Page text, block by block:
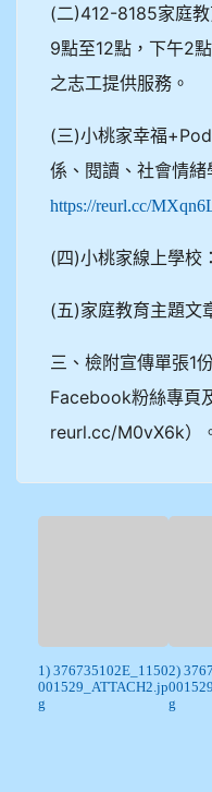
(二)412-8185家庭
9點至12點，下午2
之志工提供服務。
(三)小桃家幸福
係、閱讀、社會情緒
https://reurl.cc/
(四)小桃家線上學校：
(五)家庭教育主題文
三、檢附宣傳單張1
Facebook粉絲專頁
reurl.cc/M0vX6k）
1) 376735102E_1150
001529_ATTACH2.jp
g
2)
g